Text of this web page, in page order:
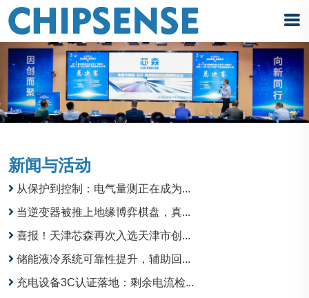
新闻与活动
从保护到控制：电气量测正在成为...
当逆变器被推上地缘博弈棋盘，真...
喜报！天津芯森再次入选天津市创...
储能液冷系统可靠性提升，辅助回...
充电设备3C认证落地：剩余电流检...